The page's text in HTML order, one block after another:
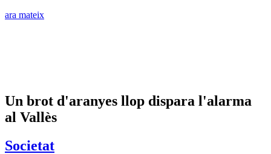
ara mateix
Un brot d'aranyes llop dispara l'alarma
al Vallès
Societat